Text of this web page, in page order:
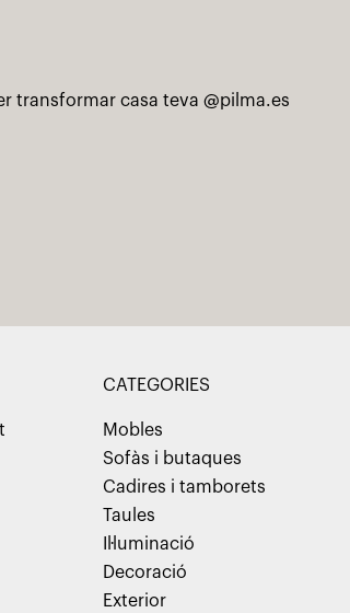
transformar casa teva @pilma.es
CATEGORIES
Mobles
Sofàs i butaques
Cadires i tamborets
Taules
Il·luminació
Decoració
Exterior